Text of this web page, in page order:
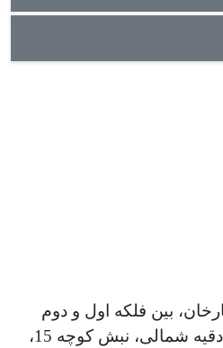
بین فلکه اول و دوم
صادقیه، بلوار شهدای صادقیه شمالی، نبش کوچه 15،